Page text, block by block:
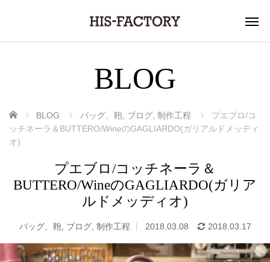
BLOG
ホーム BLOG バッグ、鞄 ブログ 制作工程
プエブロ/コ
ッチネーラ＆BUTTERO/WineのGAGLIARDO(ガリアルドメッディ
オ)
プエブロ/コッチネーラ＆
BUTTERO/WineのGAGLIARDO(ガリア
ルドメッディオ)
バッグ、鞄 ブログ, 制作工程 2018.03.08 2018.03.17